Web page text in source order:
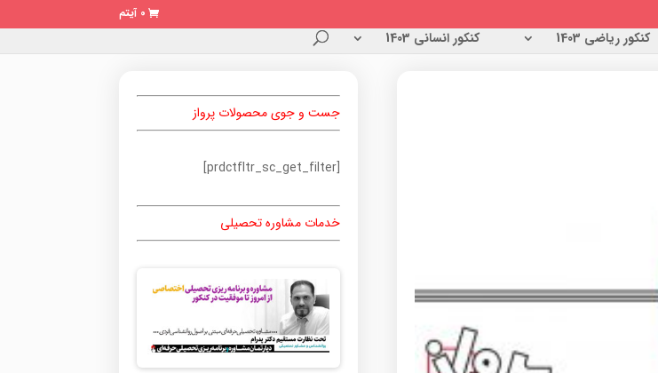
0 آیتم
کنکور ریاضی 1403 کنکور انسانی 1403
جست و جوی محصولات پرواز
[prdctfltr_sc_get_filter]
خدمات مشاوره تحصیلی